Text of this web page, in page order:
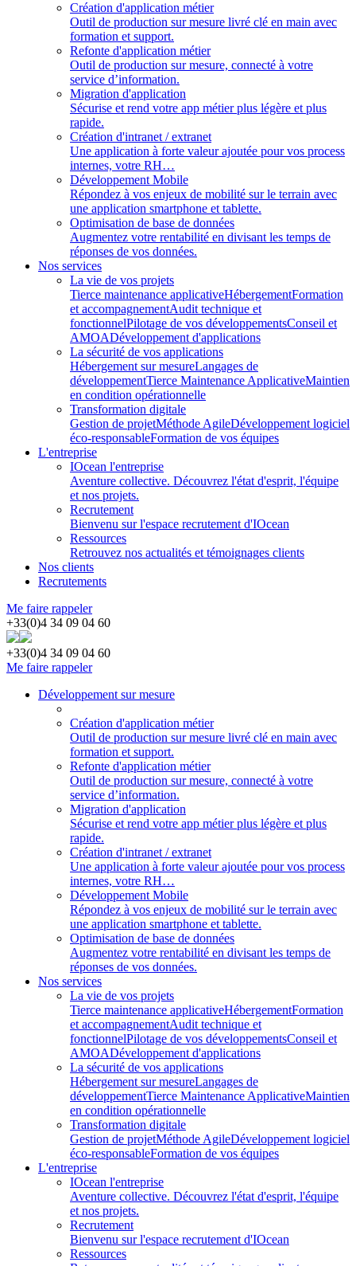
Création d'application métier
Outil de production sur mesure livré clé en main avec
formation et support.
Refonte d'application métier
Outil de production sur mesure, connecté à votre
service d’information.
Migration d'application
Sécurise et rend votre app métier plus légère et plus
rapide.
Création d'intranet / extranet
Une application à forte valeur ajoutée pour vos process
internes, votre RH…
Développement Mobile
Répondez à vos enjeux de mobilité sur le terrain avec
une application smartphone et tablette.
Optimisation de base de données
Augmentez votre rentabilité en divisant les temps de
réponses de vos données.
Nos services
La vie de vos projets
Tierce maintenance applicativeHébergementFormation
et accompagnementAudit technique et
fonctionnelPilotage de vos développementsConseil et
AMOADéveloppement d'applications
La sécurité de vos applications
Hébergement sur mesureLangages de
développementTierce Maintenance ApplicativeMaintien
en condition opérationnelle
Transformation digitale
Gestion de projetMéthode AgileDéveloppement logiciel
éco-responsableFormation de vos équipes
L'entreprise
IOcean l'entreprise
Aventure collective. Découvrez l'état d'esprit, l'équipe
et nos projets.
Recrutement
Bienvenu sur l'espace recrutement d'IOcean
Ressources
Retrouvez nos actualités et témoignages clients
Nos clients
Recrutements
Me faire rappeler
+33(0)4 34 09 04 60
+33(0)4 34 09 04 60
Me faire rappeler
Développement sur mesure
Création d'application métier
Outil de production sur mesure livré clé en main avec
formation et support.
Refonte d'application métier
Outil de production sur mesure, connecté à votre
service d’information.
Migration d'application
Sécurise et rend votre app métier plus légère et plus
rapide.
Création d'intranet / extranet
Une application à forte valeur ajoutée pour vos process
internes, votre RH…
Développement Mobile
Répondez à vos enjeux de mobilité sur le terrain avec
une application smartphone et tablette.
Optimisation de base de données
Augmentez votre rentabilité en divisant les temps de
réponses de vos données.
Nos services
La vie de vos projets
Tierce maintenance applicativeHébergementFormation
et accompagnementAudit technique et
fonctionnelPilotage de vos développementsConseil et
AMOADéveloppement d'applications
La sécurité de vos applications
Hébergement sur mesureLangages de
développementTierce Maintenance ApplicativeMaintien
en condition opérationnelle
Transformation digitale
Gestion de projetMéthode AgileDéveloppement logiciel
éco-responsableFormation de vos équipes
L'entreprise
IOcean l'entreprise
Aventure collective. Découvrez l'état d'esprit, l'équipe
et nos projets.
Recrutement
Bienvenu sur l'espace recrutement d'IOcean
Ressources